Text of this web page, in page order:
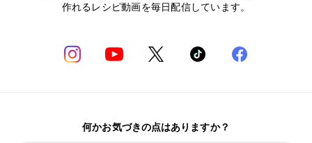
作れるレシピ動画を毎日配信しています。
何かお気づきの点はありますか？